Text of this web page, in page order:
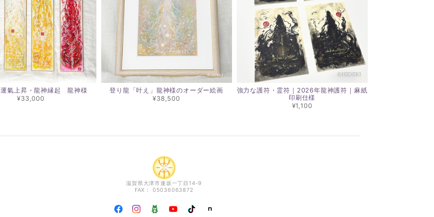
氣上昇・龍神縁起 龍神様
¥33,000
登り龍「叶え」龍神様のオーダー絵画
¥38,500
強力な護符・霊符｜2026年龍神護符｜麻紙
印刷仕様
¥1,100
滋賀県大津市逢坂一丁目14-9
FAX： 05036063872